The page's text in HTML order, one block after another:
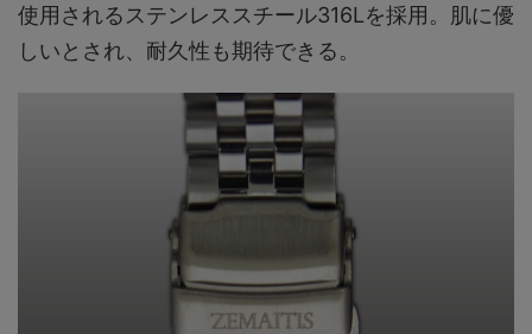
使用されるステンレススチール316Lを採用。肌に優
しいとされ、耐久性も期待できる。